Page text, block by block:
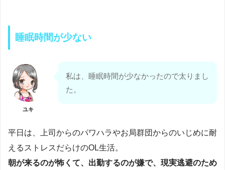
睡眠時間が少ない
ユキ
私は、睡眠時間が少なかったので太りまし
た。
平日は、上司からのパワハラやお局群団からのいじめに耐
えるストレスだらけのOL生活。
朝が来るのが怖くて、出勤するのが嫌で、現実逃避のため